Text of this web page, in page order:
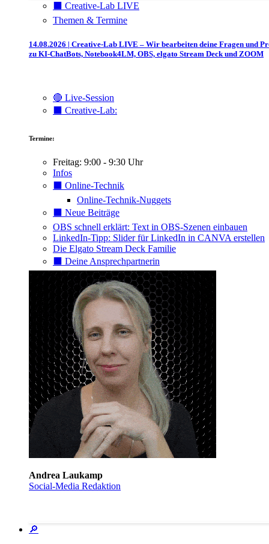
⬛️ Creative-Lab LIVE
Themen & Termine
14.08.2026 | Creative-Lab LIVE – Wir bearbeiten deine Fragen und
zu KI-ChatBots, Notebook4LM, OBS, elgato Stream Deck und ZOOM
🔴 Live-Session
⬛️ Creative-Lab:
Termine:
Freitag: 9:00 - 9:30 Uhr
Infos
⬛️ Online-Technik
Online-Technik-Nuggets
⬛️ Neue Beiträge
OBS schnell erklärt: Text in OBS-Szenen einbauen
LinkedIn-Tipp: Slider für LinkedIn in CANVA erstellen
Die Elgato Stream Deck Familie
⬛️ Deine Ansprechpartnerin
Andrea Laukamp
Social-Media Redaktion
🔎